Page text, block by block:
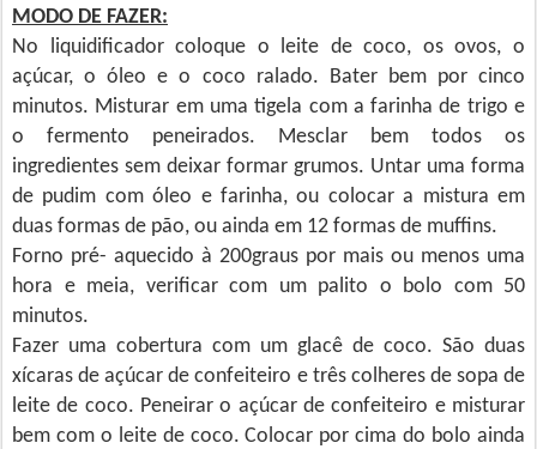
MODO DE FAZER:
No liquidificador coloque o leite de coco, os ovos, o
açúcar, o óleo e o coco ralado. Bater bem por cinco
minutos. Misturar em uma tigela com a farinha de trigo e
o fermento peneirados. Mesclar bem todos os
ingredientes sem deixar formar grumos. Untar uma forma
de pudim com óleo e farinha, ou colocar a mistura em
duas formas de pão, ou ainda em 12 formas de muffins.
Forno pré- aquecido à 200graus por mais ou menos uma
hora e meia, verificar com um palito o bolo com 50
minutos.
Fazer uma cobertura com um glacê de coco. São duas
xícaras de açúcar de confeiteiro e três colheres de sopa de
leite de coco. Peneirar o açúcar de confeiteiro e misturar
bem com o leite de coco. Colocar por cima do bolo ainda